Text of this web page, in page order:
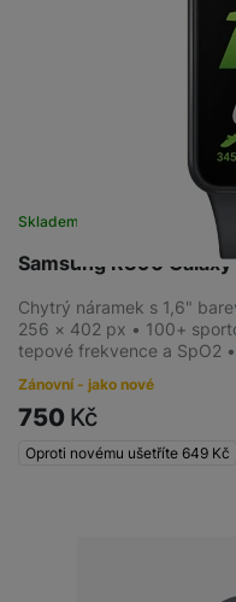
Samsung R390 Galaxy
Skladem na prodejně na 1
Chytrý náramek s 1,6"
256 × 402 px • 100+
tepové frekvence a SpO2
Zánovní - jako nové
750 Kč
Oproti novému ušetříte 649 Kč